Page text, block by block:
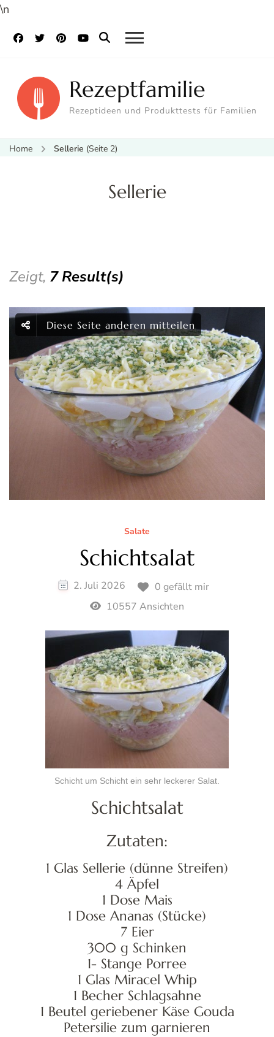
\n
Rezeptfamilie
Rezeptideen und Produkttests für Familien
Home Sellerie (Seite 2)
Sellerie
Zeigt, 7 Result(s)
Diese Seite anderen mitteilen
Salate
Schichtsalat
2. Juli 2026
0 gefällt mir
10557 Ansichten
Schicht um Schicht ein sehr leckerer Salat.
Schichtsalat
Zutaten:
1 Glas Sellerie (dünne Streifen)
4 Äpfel
1 Dose Mais
1 Dose Ananas (Stücke)
7 Eier
300 g Schinken
1- Stange Porree
1 Glas Miracel Whip
1 Becher Schlagsahne
1 Beutel geriebener Käse Gouda
Petersilie zum garnieren